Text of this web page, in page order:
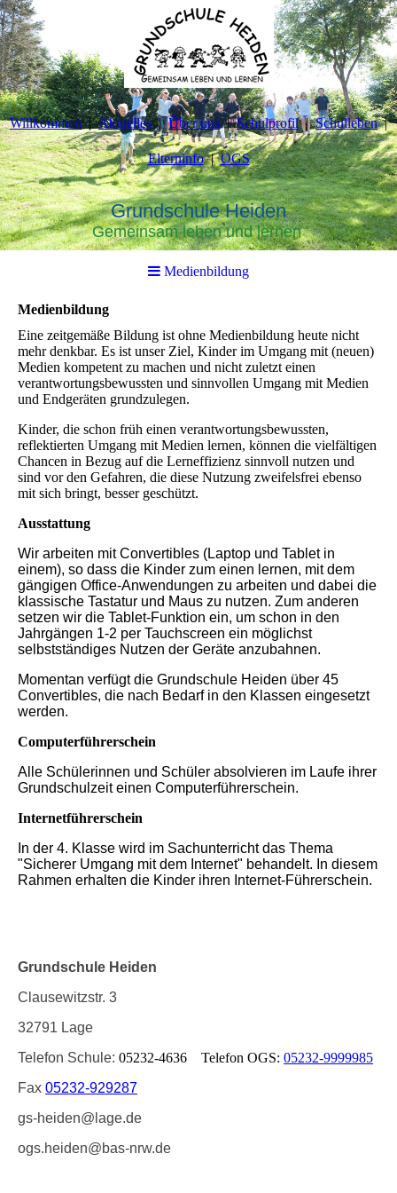
Willkommen Aktuelles Über uns Schulprofil Schulleben
Elterninfo OGS
Grundschule Heiden
Gemeinsam leben und lernen
Medienbildung
Medienbildung
Eine zeitgemäße Bildung ist ohne Medienbildung heute nicht
mehr denkbar. Es ist unser Ziel, Kinder im Umgang mit (neuen)
Medien kompetent zu machen und nicht zuletzt einen
verantwortungsbewussten und sinnvollen Umgang mit Medien
und Endgeräten grundzulegen.
Kinder, die schon früh einen verantwortungsbewussten,
reflektierten Umgang mit Medien lernen, können die vielfältigen
Chancen in Bezug auf die Lerneffizienz sinnvoll nutzen und
sind vor den Gefahren, die diese Nutzung zweifelsfrei ebenso
mit sich bringt, besser geschützt.
Ausstattung
Wir arbeiten mit Convertibles (Laptop und Tablet in
einem), so dass die Kinder zum einen lernen, mit dem
gängigen Office-Anwendungen zu arbeiten und dabei die
klassische Tastatur und Maus zu nutzen. Zum anderen
setzen wir die Tablet-Funktion ein, um schon in den
Jahrgängen 1-2 per Tauchscreen ein möglichst
selbstständiges Nutzen der Geräte anzubahnen.
Momentan verfügt die Grundschule Heiden über 45
Convertibles, die nach Bedarf in den Klassen eingesetzt
werden.
Computerführerschein
Alle Schülerinnen und Schüler absolvieren im Laufe ihrer
Grundschulzeit einen Computerführerschein.
Internetführerschein
In der 4. Klasse wird im Sachunterricht das Thema
"Sicherer Umgang mit dem Internet" behandelt. In diesem
Rahmen erhalten die Kinder ihren Internet-Führerschein.
Grundschule Heiden
Clausewitzstr. 3
32791 Lage
Telefon Schule: 05232-4636 Telefon OGS: 05232-9999985
Fax 05232-929287
gs-heiden@lage.de
ogs.heiden@bas-nrw.de